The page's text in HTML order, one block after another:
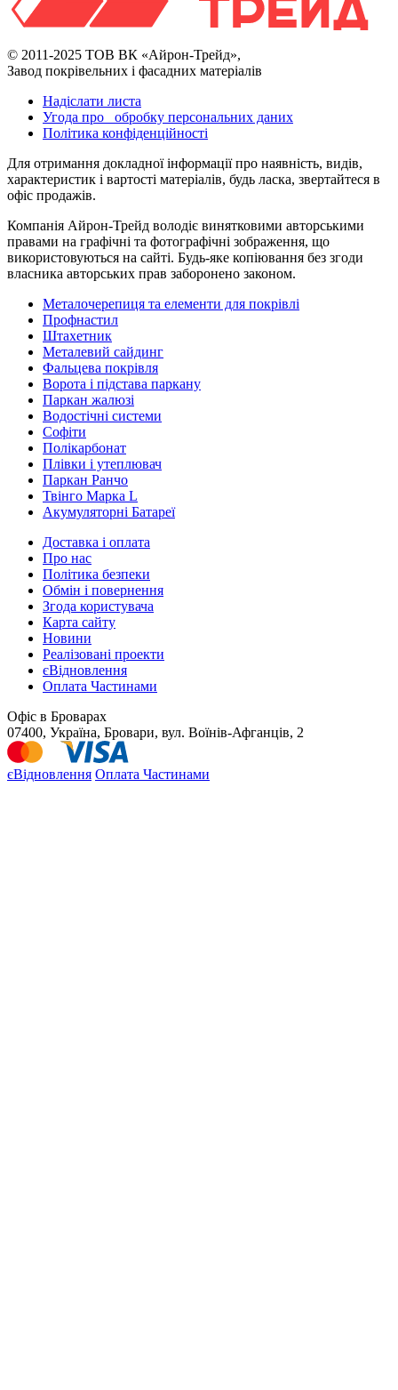
© 2011-2025 ТОВ ВК «Айрон-Трейд»,
Завод покрівельних і фасадних матеріалів
Надіслати листа
Угода про обробку персональних даних
Політика конфіденційності
Для отримання докладної інформації про наявність, видів,
характеристик і вартості матеріалів, будь ласка, звертайтеся в
офіс продажів.
Компанія Айрон-Трейд володіє винятковими авторськими
правами на графічні та фотографічні зображення, що
використовуються на сайті. Будь-яке копіювання без згоди
власника авторських прав заборонено законом.
Металочерепиця та елементи для покрівлі
Профнастил
Штахетник
Металевий сайдинг
Фальцева покрівля
Ворота і підстава паркану
Паркан жалюзі
Водостічні системи
Софіти
Полікарбонат
Плівки і утеплювач
Паркан Ранчо
Твінго Марка L
Акумуляторні Батареї
Доставка і оплата
Про нас
Політика безпеки
Обмін і повернення
Згода користувача
Карта сайту
Новини
Реалізовані проекти
єВідновлення
Оплата Частинами
Офіс в Броварах
07400, Україна, Бровари, вул. Воїнів-Афганців, 2
єВідновлення Оплата Частинами